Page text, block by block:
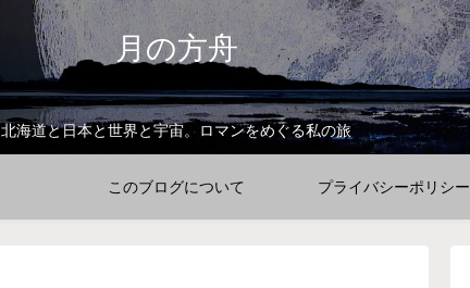
月の方舟
北海道と日本と世界と宇宙。ロマンをめぐる私の旅
このブログについて プライバシーポリシー